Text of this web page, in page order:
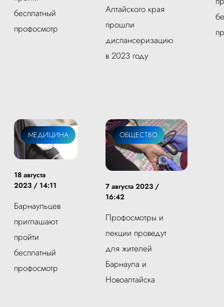
бесплатный
профосмотр
Алтайского края
прошли
диспансеризацию
в 2023 году
МЕДИЦИНА
18 августа
2023 / 14:11
Барнаульцев
приглашают
пройти
бесплатный
профосмотр
ОБЩЕСТВО
7 августа 2023 /
16:42
Профосмотры и
лекции проведут
для жителей
Барнаула и
Новоалтайска